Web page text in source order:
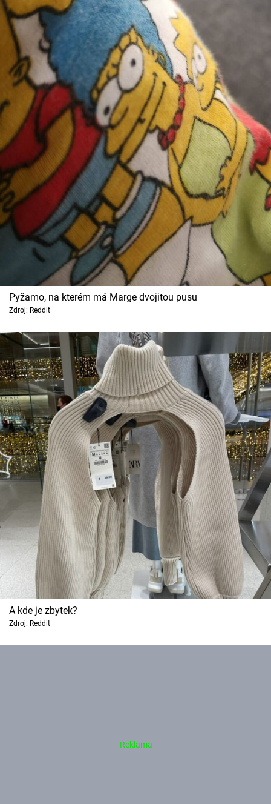
Pyžamo, na kterém má Marge dvojitou pusu
Zdroj: Reddit
A kde je zbytek?
Zdroj: Reddit